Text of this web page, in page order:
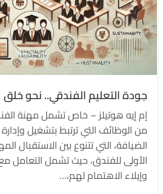
جودة التعليم الفندقي.. نحو خلق
إم إيه هوتيلز – خاص تشمل مهنة
من الوظائف التي ترتبط بتشغيل
الضيافة، التي تتنوع بين الاستقبال
الأولى للفندق، حيث تشمل التعامل مع
وإيلاء الاهتمام لهم،…